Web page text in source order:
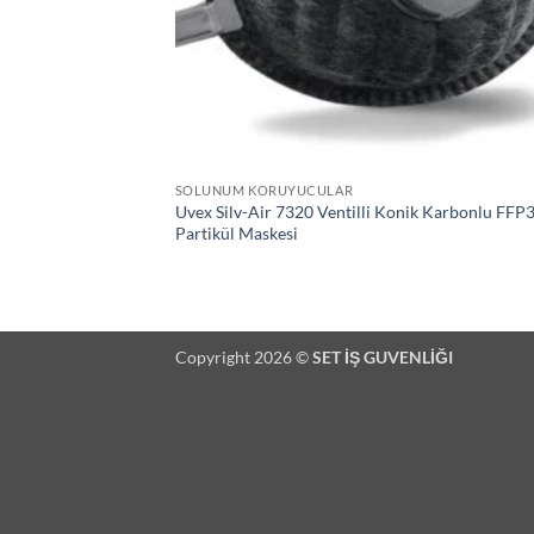
SOLUNUM KORUYUCULAR
Uvex Silv-Air 7320 Ventilli Konik Karbonlu FFP3
Partikül Maskesi
Copyright 2026 ©SET İŞ GUVENLİĞI